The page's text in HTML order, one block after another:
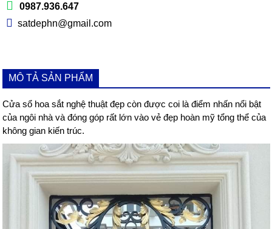
0987.936.647
satdephn@gmail.com
MÔ TẢ SẢN PHẨM
Cửa sổ hoa sắt nghệ thuật đẹp còn được coi là điểm nhấn nổi bật
của ngôi nhà và đóng góp rất lớn vào vẻ đẹp hoàn mỹ tổng thể của
không gian kiến trúc.